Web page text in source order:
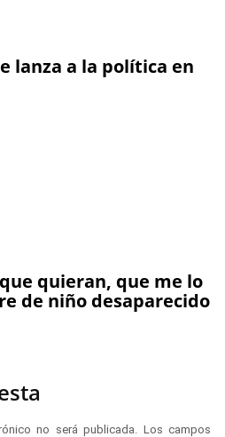
lanza a la política en
quieran, que me lo
de niño desaparecido
no será publicada.
Los campos